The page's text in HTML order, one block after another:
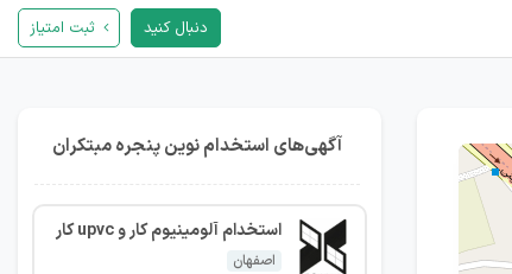
دنبال کنید ثبت امتیاز
آگهی‌های استخدام نوین پنجره مبتکران
استخدام آلومینیوم کار و upvc کار
اصفهان